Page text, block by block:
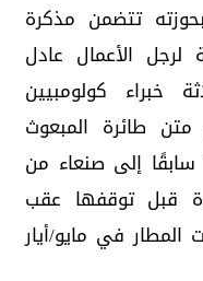
تتضمن مذكرة
الأعمال عادل
خبراء كولومبيين
طائرة المبعوث
سابقًا إلى صنعاء من
قبل توقفها عقب
المطار في مايو/أيار